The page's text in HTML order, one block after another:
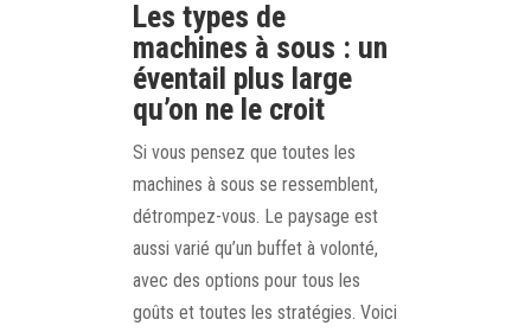
Les types de
machines à sous : un
éventail plus large
qu’on ne le croit
Si vous pensez que toutes les
machines à sous se ressemblent,
détrompez-vous. Le paysage est
aussi varié qu’un buffet à volonté,
avec des options pour tous les
goûts et toutes les stratégies. Voici